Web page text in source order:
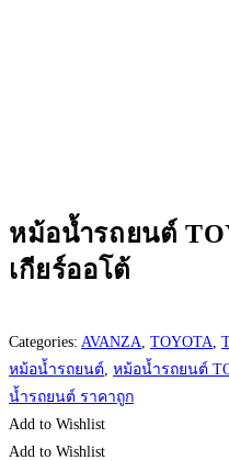
หม้อน้ำรถยนต์
เกียร์ออโต้
Categories: AVANZA, TOYOTA,
หม้อน้ำรถยนต์, หม้อน้ำรถยนต์
น้ำรถยนต์ ราคาถูก
Add to Wishlist
Add to Wishlist